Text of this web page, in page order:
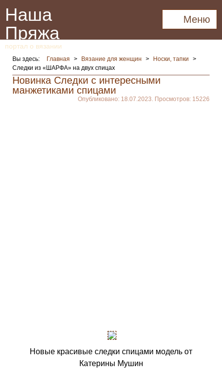
Наша
Пряжа
портал о вязании
Меню
Вы здесь: Главная > Вязание для женщин > Носки, тапки
>
Следки из «ШАРФА» на двух спицах
Новинка Следки c интересными
манжетиками спицами
Опубликовано: 18.07.2023. Просмотров: 15226
Новые красивые следки спицами модель от
Катерины Мушин